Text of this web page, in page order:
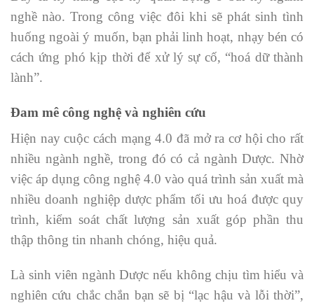
nghề nào. Trong công việc đôi khi sẽ phát sinh tình
huống ngoài ý muốn, bạn phải linh hoạt, nhạy bén có
cách ứng phó kịp thời để xử lý sự cố, “hoá dữ thành
lành”.
Đam mê công nghệ và nghiên cứu
Hiện nay cuộc cách mạng 4.0 đã mở ra cơ hội cho rất
nhiều ngành nghề, trong đó có cả ngành Dược. Nhờ
việc áp dụng công nghệ 4.0 vào quá trình sản xuất mà
nhiều doanh nghiệp dược phẩm tối ưu hoá được quy
trình, kiểm soát chất lượng sản xuất góp phần thu
thập thông tin nhanh chóng, hiệu quả.
Là sinh viên ngành Dược nếu không chịu tìm hiểu và
nghiên cứu chắc chắn bạn sẽ bị “lạc hậu và lỗi thời”,